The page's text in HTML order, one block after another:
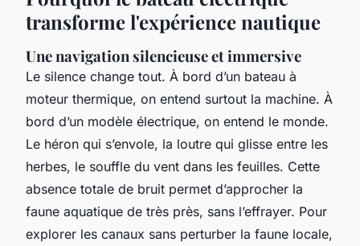
transforme l'expérience nautique
Une navigation silencieuse et immersive
Le silence change tout. À bord d’un bateau à
moteur thermique, on entend surtout la machine. À
bord d’un modèle électrique, on entend le monde.
Le héron qui s’envole, la loutre qui glisse entre les
herbes, le souffle du vent dans les feuilles. Cette
absence totale de bruit permet d’approcher la
faune aquatique de très près, sans l’effrayer. Pour
explorer les canaux sans perturber la faune locale,